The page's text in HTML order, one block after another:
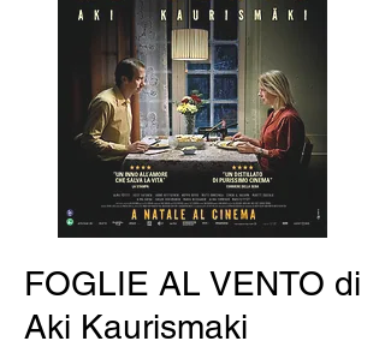
FOGLIE AL VENTO di
Aki Kaurismaki